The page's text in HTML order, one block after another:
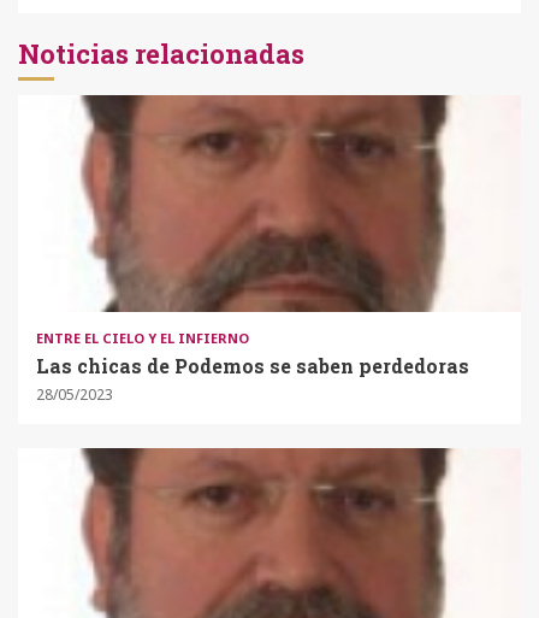
Noticias relacionadas
ENTRE EL CIELO Y EL INFIERNO
Las chicas de Podemos se saben perdedoras
28/05/2023